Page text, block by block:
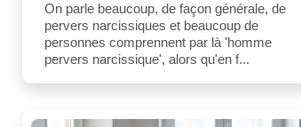
On parle beaucoup, de façon générale, de
pervers narcissiques et beaucoup de
personnes comprennent par là 'homme
pervers narcissique', alors qu'en f...